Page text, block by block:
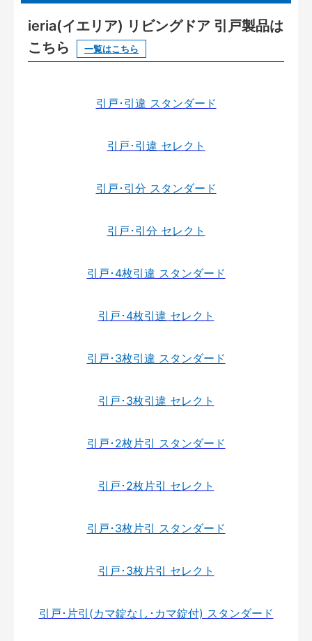
ieria(イエリア) リビングドア 引戸製品は
こちら
一覧はこちら
引戸･引違 スタンダード
引戸･引違 セレクト
引戸･引分 スタンダード
引戸･引分 セレクト
引戸･4枚引違 スタンダード
引戸･4枚引違 セレクト
引戸･3枚引違 スタンダード
引戸･3枚引違 セレクト
引戸･2枚片引 スタンダード
引戸･2枚片引 セレクト
引戸･3枚片引 スタンダード
引戸･3枚片引 セレクト
引戸･片引(カマ錠なし･カマ錠付) スタンダード